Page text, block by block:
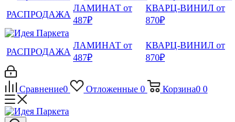
РАСПРОДАЖА
ЛАМИНАТ от
487₽
КВАРЦ-ВИНИЛ от
870₽
РАСПРОДАЖА
ЛАМИНАТ от
487₽
КВАРЦ-ВИНИЛ от
870₽
Сравнение0 Отложенные 0 Корзина0 0